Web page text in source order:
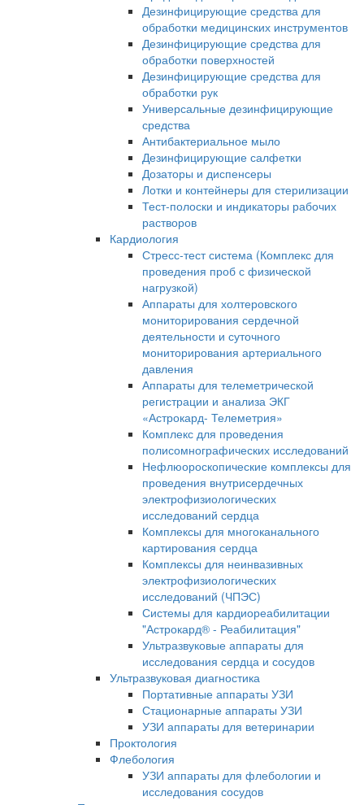
Дезинфицирующие средства для
обработки медицинских инструментов
Дезинфицирующие средства для
обработки поверхностей
Дезинфицирующие средства для
обработки рук
Универсальные дезинфицирующие
средства
Антибактериальное мыло
Дезинфицирующие салфетки
Дозаторы и диспенсеры
Лотки и контейнеры для стерилизации
Тест-полоски и индикаторы рабочих
растворов
Кардиология
Стресс-тест система (Комплекс для
проведения проб с физической
нагрузкой)
Аппараты для холтеровского
мониторирования сердечной
деятельности и суточного
мониторирования артериального
давления
Аппараты для телеметрической
регистрации и анализа ЭКГ
«Астрокард- Телеметрия»
Комплекс для проведения
полисомнографических исследований
Нефлюороскопические комплексы для
проведения внутрисердечных
электрофизиологических
исследований сердца
Комплексы для многоканального
картирования сердца
Комплексы для неинвазивных
электрофизиологических
исследований (ЧПЭС)
Системы для кардиореабилитации
"Астрокард® - Реабилитация"
Ультразвуковые аппараты для
исследования сердца и сосудов
Ультразвуковая диагностика
Портативные аппараты УЗИ
Стационарные аппараты УЗИ
УЗИ аппараты для ветеринарии
Проктология
Флебология
УЗИ аппараты для флебологии и
исследования сосудов